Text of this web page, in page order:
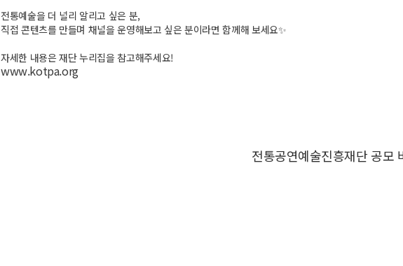
전통예술을 더 널리 알리고 싶은 분,
직접 콘텐츠를 만들며 채널을 운영해보고 싶은 분이라면 함께해 보세요✨
자세한 내용은 재단 누리집을 참고해주세요!
www.kotpa.org
전통공연예술진흥재단 공모